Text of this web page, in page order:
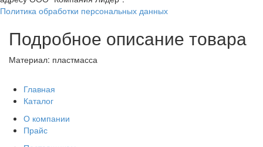
Политика обработки персональных данных
Подробное описание товара
Материал: пластмасса
Главная
Каталог
О компании
Прайс